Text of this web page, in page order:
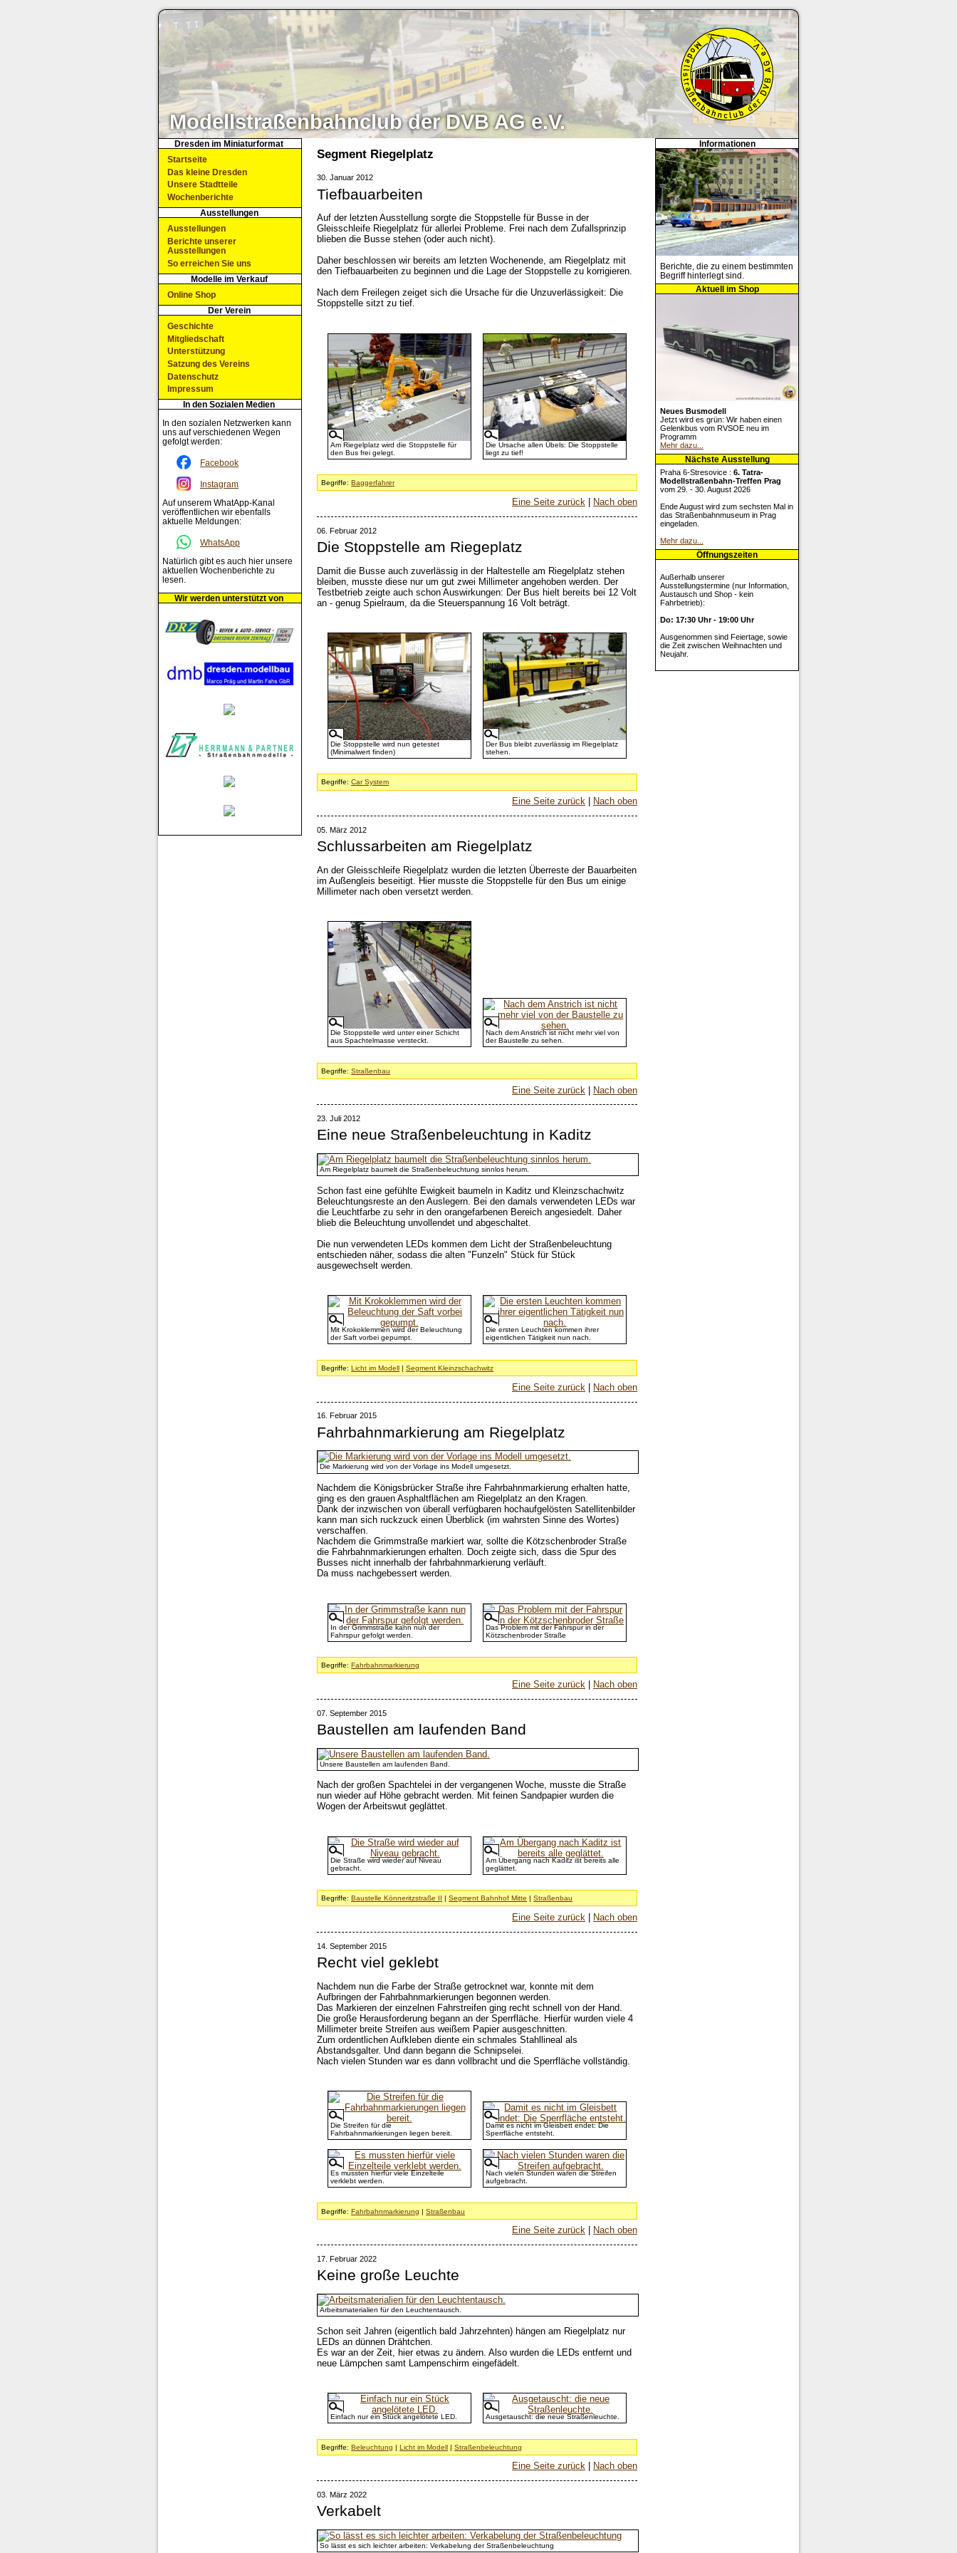
Modellstraßenbahnclub der DVB AG e.V.
Informationen
Berichte, die zu einem bestimmten
Begriff hinterlegt sind.
Aktuell im Shop
Neues Busmodell
Jetzt wird es grün: Wir haben einen
Gelenkbus vom RVSOE neu im
Programm
Mehr dazu...
Nächste Ausstellung
Praha 6-Stresovice : 6. Tatra-
Modellstraßenbahn-Treffen Prag
vom 29. - 30. August 2026
Ende August wird zum sechsten Mal in
das Straßenbahnmuseum in Prag
eingeladen.
Mehr dazu...
Öffnungszeiten
Außerhalb unserer
Ausstellungstermine (nur Information,
Austausch und Shop - kein
Fahrbetrieb):
Do: 17:30 Uhr - 19:00 Uhr
Ausgenommen sind Feiertage, sowie
die Zeit zwischen Weihnachten und
Neujahr.
Segment Riegelplatz
30. Januar 2012
Tiefbauarbeiten
Auf der letzten Ausstellung sorgte die Stoppstelle für Busse in der
Gleisschleife Riegelplatz für allerlei Probleme. Frei nach dem Zufallsprinzip
blieben die Busse stehen (oder auch nicht).
Daher beschlossen wir bereits am letzten Wochenende, am Riegelplatz mit
den Tiefbauarbeiten zu beginnen und die Lage der Stoppstelle zu korrigieren.
Nach dem Freilegen zeiget sich die Ursache für die Unzuverlässigkeit: Die
Stoppstelle sitzt zu tief.
Am Riegelplatz wird die Stoppstelle für
den Bus frei gelegt.
Die Ursache allen Übels: Die Stoppstelle
liegt zu tief!
Begriffe:Baggerfahrer
Eine Seite zurück Nach oben
06. Februar 2012
Die Stoppstelle am Riegeplatz
Damit die Busse auch zuverlässig in der Haltestelle am Riegelplatz stehen
bleiben, musste diese nur um gut zwei Millimeter angehoben werden. Der
Testbetrieb zeigte auch schon Auswirkungen: Der Bus hielt bereits bei 12 Volt
an - genug Spielraum, da die Steuerspannung 16 Volt beträgt.
Die Stoppstelle wird nun getestet
(Minimalwert finden)
Der Bus bleibt zuverlässig im Riegelplatz
stehen.
Begriffe:Car System
Eine Seite zurück Nach oben
05. März 2012
Schlussarbeiten am Riegelplatz
An der Gleisschleife Riegelplatz wurden die letzten Überreste der Bauarbeiten
im Außengleis beseitigt. Hier musste die Stoppstelle für den Bus um einige
Millimeter nach oben versetzt werden.
Die Stoppstelle wird unter einer Schicht
aus Spachtelmasse versteckt.
Nach dem Anstrich ist nicht mehr viel von
der Baustelle zu sehen.
Begriffe:Straßenbau
Eine Seite zurück | Nach oben
23. Juli 2012
Eine neue Straßenbeleuchtung in Kaditz
Am Riegelplatz baumelt die Straßenbeleuchtung sinnlos herum.
Schon fast eine gefühlte Ewigkeit baumeln in Kaditz und Kleinzschachwitz
Beleuchtungsreste an den Auslegern. Bei den damals verwendeten LEDs war
die Leuchtfarbe zu sehr in den orangefarbenen Bereich angesiedelt. Daher
blieb die Beleuchtung unvollendet und abgeschaltet.
Die nun verwendeten LEDs kommen dem Licht der Straßenbeleuchtung
entschieden näher, sodass die alten "Funzeln" Stück für Stück
ausgewechselt werden.
Mit Krokoklemmen wird der Beleuchtung
der Saft vorbei gepumpt.
Die ersten Leuchten kommen ihrer
eigentlichen Tätigkeit nun nach.
Begriffe:Licht im Modell |Segment Kleinzschachwitz
Eine Seite zurück | Nach oben
16. Februar 2015
Fahrbahnmarkierung am Riegelplatz
Die Markierung wird von der Vorlage ins Modell umgesetzt.
Nachdem die Königsbrücker Straße ihre Fahrbahnmarkierung erhalten hatte,
ging es den grauen Asphaltflächen am Riegelplatz an den Kragen.
Dank der inzwischen von überall verfügbaren hochaufgelösten Satellitenbilder
kann man sich ruckzuck einen Überblick (im wahrsten Sinne des Wortes)
verschaffen.
Nachdem die Grimmstraße markiert war, sollte die Kötzschenbroder Straße
die Fahrbahnmarkierungen erhalten. Doch zeigte sich, dass die Spur des
Busses nicht innerhalb der fahrbahnmarkierung verläuft.
Da muss nachgebessert werden.
In der Grimmstraße kann nun der
Fahrspur gefolgt werden.
Das Problem mit der Fahrspur in der
Kötzschenbroder Straße
Begriffe:Fahrbahnmarkierung
Eine Seite zurück Nach oben
07. September 2015
Baustellen am laufenden Band
Unsere Baustellen am laufenden Band.
Nach der großen Spachtelei in der vergangenen Woche, musste die Straße
nun wieder auf Höhe gebracht werden. Mit feinen Sandpapier wurden die
Wogen der Arbeitswut geglättet.
Die Straße wird wieder auf Niveau
gebracht.
Am Übergang nach Kaditz ist bereits alle
geglättet.
Begriffe:Baustelle Könneritzstraße II |Segment Bahnhof Mitte |Straßenbau
Eine Seite zurück Nach oben
14. September 2015
Recht viel geklebt
Nachdem nun die Farbe der Straße getrocknet war, konnte mit dem
Aufbringen der Fahrbahnmarkierungen begonnen werden.
Das Markieren der einzelnen Fahrstreifen ging recht schnell von der Hand.
Die große Herausforderung begann an der Sperrfläche. Hierfür wurden viele 4
Millimeter breite Streifen aus weißem Papier ausgeschnitten.
Zum ordentlichen Aufkleben diente ein schmales Stahllineal als
Abstandsgalter. Und dann begann die Schnipselei.
Nach vielen Stunden war es dann vollbracht und die Sperrfläche vollständig.
Die Streifen für die
Fahrbahnmarkierungen liegen bereit.
Damit es nicht im Gleisbett endet: Die
Sperrfläche entsteht.
Es mussten hierfür viele Einzelteile
verklebt werden.
Nach vielen Stunden waren die Streifen
aufgebracht.
Begriffe:Fahrbahnmarkierung |Straßenbau
Eine Seite zurück Nach oben
17. Februar 2022
Keine große Leuchte
Arbeitsmaterialien für den Leuchtentausch.
Schon seit Jahren (eigentlich bald Jahrzehnten) hängen am Riegelplatz nur
LEDs an dünnen Drähtchen.
Es war an der Zeit, hier etwas zu ändern. Also wurden die LEDs entfernt und
neue Lämpchen samt Lampenschirm eingefädelt.
Einfach nur ein Stück angelötete LED. Ausgetauscht: die neue Straßenleuchte.
Begriffe:Beleuchtung |Licht im Modell |Straßenbeleuchtung
Eine Seite zurück Nach oben
03. März 2022
Verkabelt
So lässt es sich leichter arbeiten: Verkabelung der Straßenbeleuchtung
Dresden im Miniaturformat
Startseite
Das kleine Dresden
Unsere Stadtteile
Wochenberichte
Ausstellungen
Ausstellungen
Berichte unserer
Ausstellungen
So erreichen Sie uns
Modelle im Verkauf
Online Shop
Der Verein
Geschichte
Mitgliedschaft
Unterstützung
Satzung des Vereins
Datenschutz
Impressum
In den Sozialen Medien
In den sozialen Netzwerken kann
uns auf verschiedenen Wegen
gefolgt werden:
Facebook
Instagram
Auf unserem WhatApp-Kanal
veröffentlichen wir ebenfalls
aktuelle Meldungen:
WhatsApp
Natürlich gibt es auch hier unsere
aktuellen Wochenberichte zu
lesen.
Wir werden unterstützt von